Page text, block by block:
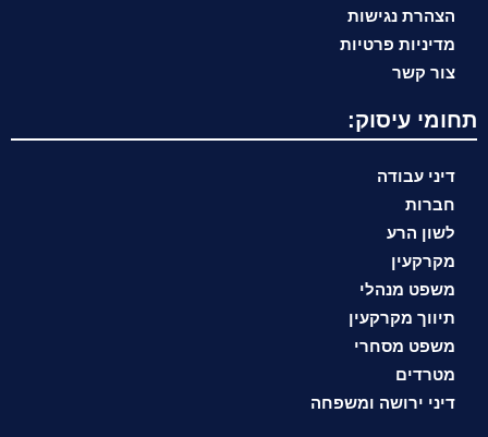
הצהרת נגישות
מדיניות פרטיות
צור קשר
תחומי עיסוק:
דיני עבודה
חברות
לשון הרע
מקרקעין
משפט מנהלי
תיווך מקרקעין
משפט מסחרי
מטרדים
דיני ירושה ומשפחה